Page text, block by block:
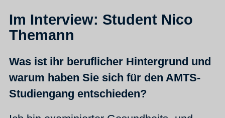
Im Interview: Student Nico
Themann
Was ist ihr beruflicher Hintergrund und
warum haben Sie sich für den AMTS-
Studiengang entschieden?